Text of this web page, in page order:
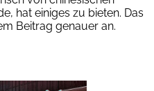
hat einiges zu bieten. Das
Beitrag genauer an.